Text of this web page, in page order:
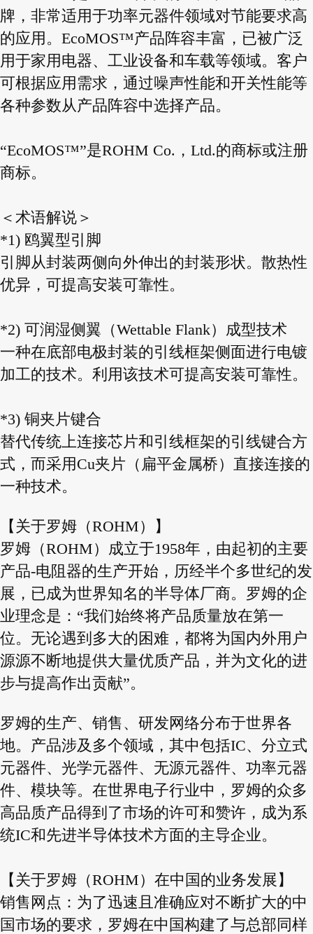
牌，非常适用于功率元器件领域对节能要求高
的应用。EcoMOS™产品阵容丰富，已被广泛
用于家用电器、工业设备和车载等领域。客户
可根据应用需求，通过噪声性能和开关性能等
各种参数从产品阵容中选择产品。
“EcoMOS™”是ROHM Co.，Ltd.的商标或注册
商标。
＜术语解说＞
*1) 鸥翼型引脚
引脚从封装两侧向外伸出的封装形状。散热性
优异，可提高安装可靠性。
*2) 可润湿侧翼（Wettable Flank）成型技术
一种在底部电极封装的引线框架侧面进行电镀
加工的技术。利用该技术可提高安装可靠性。
*3) 铜夹片键合
替代传统上连接芯片和引线框架的引线键合方
式，而采用Cu夹片（扁平金属桥）直接连接的
一种技术。
【关于罗姆（ROHM）】
罗姆（ROHM）成立于1958年，由起初的主要
产品-电阻器的生产开始，历经半个多世纪的发
展，已成为世界知名的半导体厂商。罗姆的企
业理念是：“我们始终将产品质量放在第一
位。无论遇到多大的困难，都将为国内外用户
源源不断地提供大量优质产品，并为文化的进
步与提高作出贡献”。
罗姆的生产、销售、研发网络分布于世界各
地。产品涉及多个领域，其中包括IC、分立式
元器件、光学元器件、无源元器件、功率元器
件、模块等。在世界电子行业中，罗姆的众多
高品质产品得到了市场的许可和赞许，成为系
统IC和先进半导体技术方面的主导企业。
【关于罗姆（ROHM）在中国的业务发展】
销售网点：为了迅速且准确应对不断扩大的中
国市场的要求，罗姆在中国构建了与总部同样